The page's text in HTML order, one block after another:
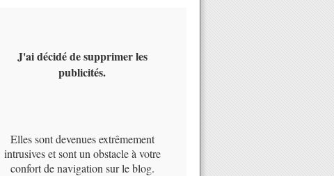
J'ai décidé de supprimer les
publicités.
Elles sont devenues extrêmement
intrusives et sont un obstacle à votre
confort de navigation sur le blog.